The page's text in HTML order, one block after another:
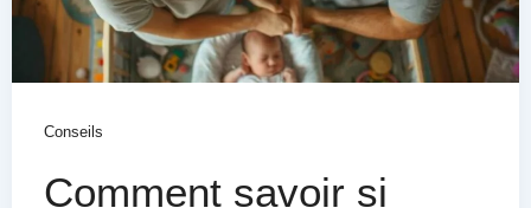
Conseils
Comment savoir si